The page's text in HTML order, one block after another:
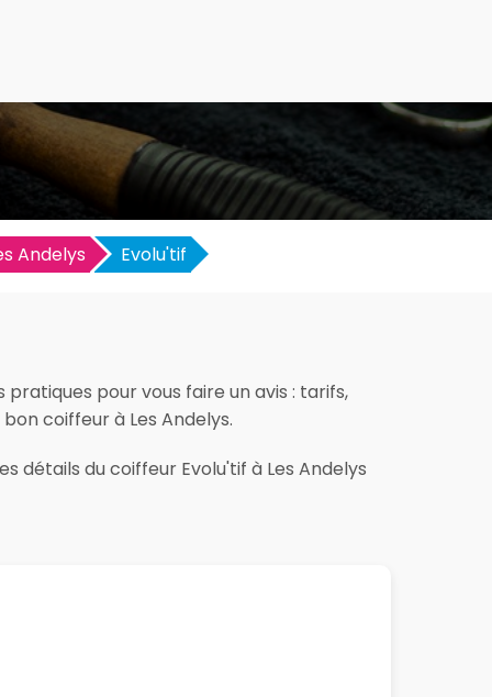
Andelys Evolu'tif
pour vous faire un avis : tarifs,
coiffeur à Les Andelys.
détails du coiffeur Evolu'tif à Les Andelys